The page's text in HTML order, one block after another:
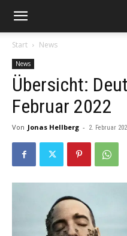
Start News
News
Übersicht:
Februar 2022
Von Jonas Hellberg - 2. Februar